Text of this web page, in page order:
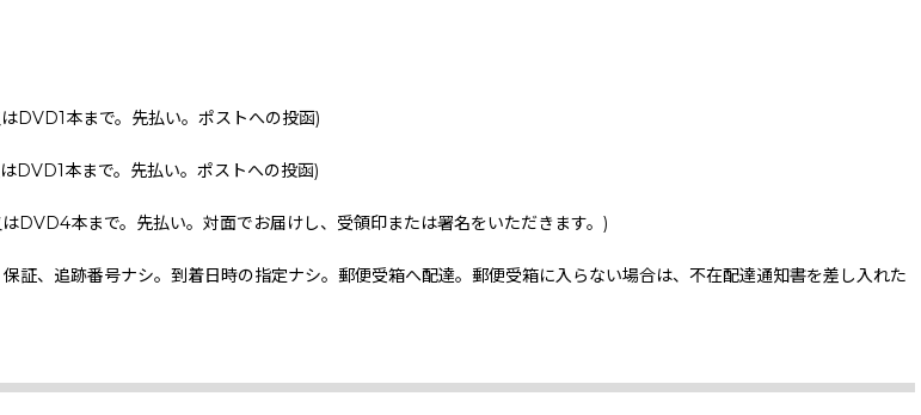
DVD1本まで。先払い。ポストへの投函)
DVD1本まで。先払い。ポストへの投函)
はDVD4本まで。先払い。対面でお届けし、受領印または署名をいただきます。)
保証、追跡番号ナシ。到着日時の指定ナシ。郵便受箱へ配達。郵便受箱に入らない場合は、不在配達通知書を差し入れた